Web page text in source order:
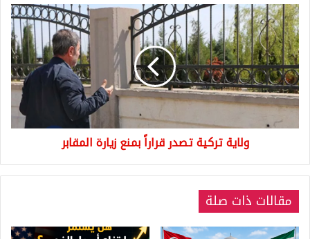
لقاح
كورونا
ولاية
تركية
تصدر
قراراً
بمنع
زيارة
المقابر
ولاية تركية تصدر قراراً بمنع زيارة المقابر
مقالات ذات صلة